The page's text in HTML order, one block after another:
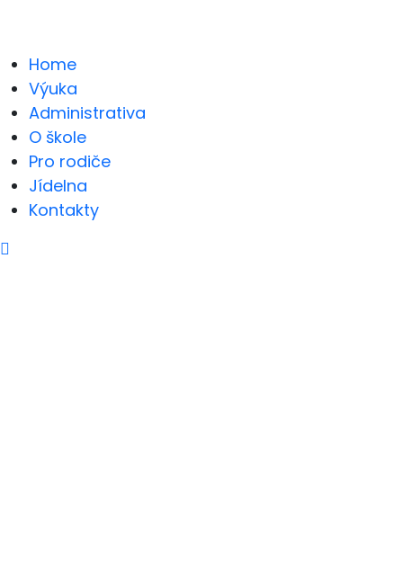
Home
Výuka
Administrativa
O škole
Pro rodiče
Jídelna
Kontakty